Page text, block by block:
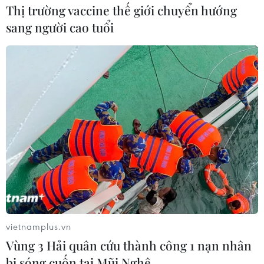
Phe Dân chủ ngăn ông Trump huy động
ngân sách cho tường biên giới
18/02/2019 01:18
Một nhóm Thượng nghị sỹ đảng Dân chủ đã công bố
một dự luật nhằm ngăn chặn việc Tổng thống Mỹ
Donald Trump sử dụng quỹ cứu trợ thiên tai để xây
dựng bức tường dọc biên giới phía Nam với Mexico.
Thị trường vaccine thế giới chuyển hướng
sang người cao tuổi
vietnamplus.vn
Vùng 3 Hải quân cứu thành công 1 nạn nhân